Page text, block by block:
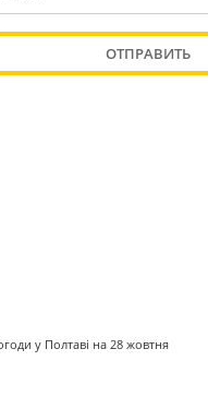
у Полтаві на 28 жовтня